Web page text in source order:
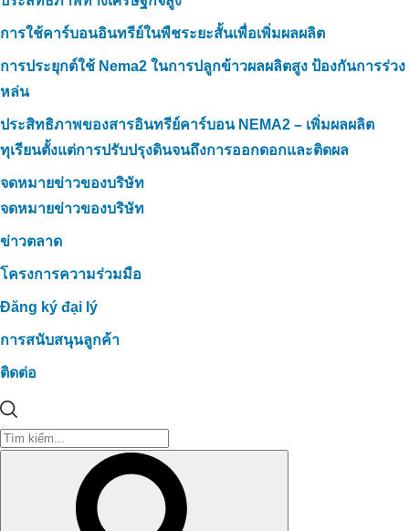
การใช้คาร์บอนอินทรีย์ในพืชระยะสั้นเพื่อเพิ่มผลผลิต
การประยุกต์ใช้ Nema2 ในการปลูกข้าวผลผลิตสูง ป้องกันการร่วง
หล่น
ประสิทธิภาพของสารอินทรีย์คาร์บอน NEMA2 – เพิ่มผลผลิต
ทุเรียนตั้งแต่การปรับปรุงดินจนถึงการออกดอกและติดผล
จดหมายข่าวของบริษัท
จดหมายข่าวของบริษัท
ข่าวตลาด
โครงการความร่วมมือ
Đăng ký đại lý
การสนับสนุนลูกค้า
ติดต่อ